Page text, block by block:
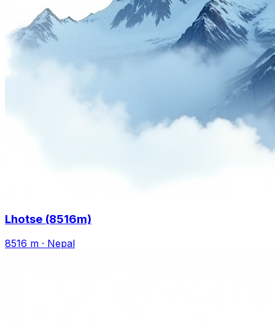
Lhotse (8516m)
8516 m · Nepal